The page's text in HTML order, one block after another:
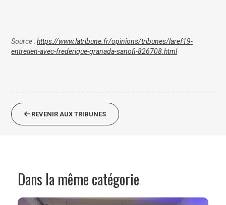
Source :https://www.latribune.fr/opinions/tribunes/laref19-
entretien-avec-frederique-granada-sanofi-826708.html
REVENIR AUX TRIBUNES
Dans la même catégorie